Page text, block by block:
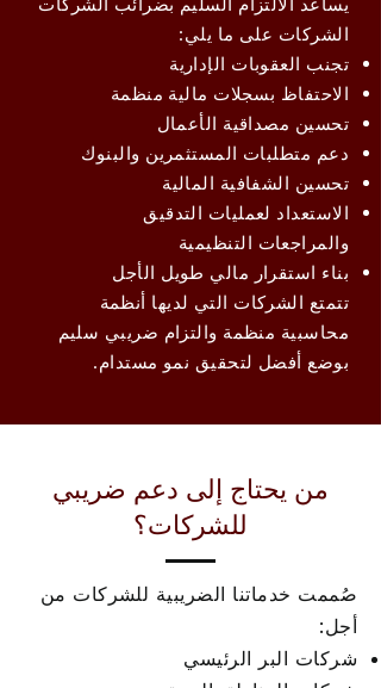
الشركات على ما يلي:
تجنب العقوبات الإدارية
الاحتفاظ بسجلات مالية منظمة
تحسين مصداقية الأعمال
دعم متطلبات المستثمرين والبنوك
تحسين الشفافية المالية
الاستعداد لعمليات التدقيق
والمراجعات التنظيمية
بناء استقرار مالي طويل الأجل
تتمتع الشركات التي لديها أنظمة
محاسبية منظمة والتزام ضريبي سليم
بوضع أفضل لتحقيق نمو مستدام.
من يحتاج إلى دعم ضريبي
للشركات؟
صُممت خدماتنا الضريبية للشركات من
أجل:
شركات البر الرئيسي